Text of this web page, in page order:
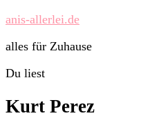
anis-allerlei.de
alles für Zuhause
Du liest
Kurt Perez